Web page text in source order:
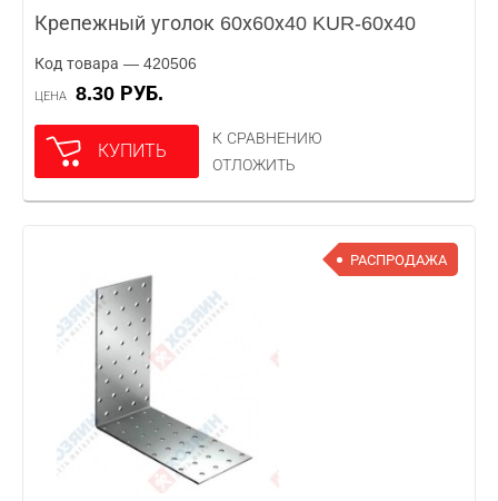
Крепежный уголок 60х60х40 KUR-60х40
Код товара — 420506
ЦЕНА 8.30 РУБ.
КУПИТЬ
К СРАВНЕНИЮ
ОТЛОЖИТЬ
РАСПРОДАЖА